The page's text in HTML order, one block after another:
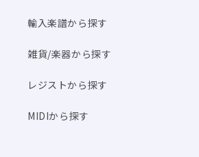
輸入楽譜から探す
雑貨/楽器から探す
レジストから探す
MIDIから探す